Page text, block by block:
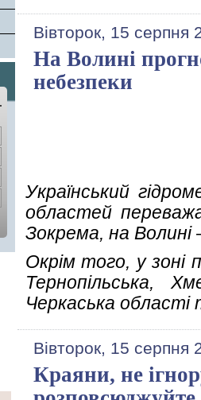
Вівторок, 15 серпня
На Волині
небезпеки
Український
областей
Зокрема, на Волині
Окрім того, у зоні
Тернопільська,
Черкаська
Вівторок, 15 серпня
Краяни, не